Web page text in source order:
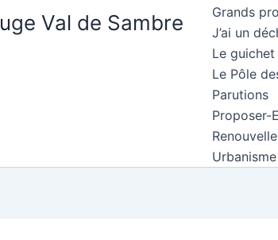
Val de Sambre
Grands
J’ai un
Le
Le Pôle
Parutions
Proposer-
Urbanisme